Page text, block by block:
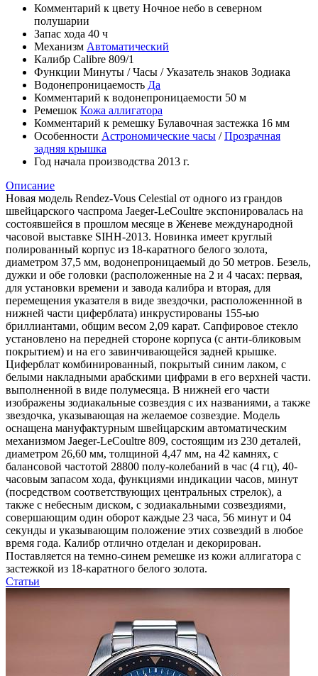
Комментарий к цвету Ночное небо в северном
полушарии
Запас хода 40 ч
Механизм Автоматический
Калибр Calibre 809/1
Функции Минуты /Часы /Указатель знаков Зодиака
Водонепроницаемость Да
Комментарий к водонепроницаемости 50 м
Ремешок Кожа аллигатора
Комментарий к ремешку Булавочная застежка 16 мм
Особенности Астрономические часы /Прозрачная
задняя крышка
Год начала производства 2013 г.
Описание
Новая модель Rendez-Vous Celestial от одного из грандов
швейцарского часпрома Jaeger-LeCoultre экспонировалась на
состоявшейся в прошлом месяце в Женеве международной
часовой выставке SIHH-2013. Новинка имеет круглый
полированный корпус из 18-каратного белого золота,
диаметром 37,5 мм, водонепроницаемый до 50 метров. Безель,
дужки и обе головки (расположенные на 2 и 4 часах: первая,
для установки времени и завода калибра и вторая, для
перемещения указателя в виде звездочки, расположеннной в
нижней части циферблата) инкрустированы 155-ью
бриллиантами, общим весом 2,09 карат. Сапфировое стекло
установлено на передней стороне корпуса (с анти-бликовым
покрытием) и на его завинчивающейся задней крышке.
Циферблат комбинированный, покрытый синим лаком, с
белыми накладными арабскими цифрами в его верхней части.
выполненной в виде полумесяца. В нижней его части
изображены зодиакальные созвездия с их названиями, а также
звездочка, указывающая на желаемое созвездие. Модель
оснащена мануфактурным швейцарским автоматическим
механизмом Jaeger-LeCoultre 809, состоящим из 230 деталей,
диаметром 26,60 мм, толщиной 4,47 мм, на 42 камнях, с
балансовой частотой 28800 полу-колебаний в час (4 гц), 40-
часовым запасом хода, функциями индикации часов, минут
(посредством соответствующих центральных стрелок), а
также с небесным диском, с зодиакальными созвездиями,
совершающим один оборот каждые 23 часа, 56 минут и 04
секунды и указывающим положение этих созвездий в любое
время года. Калибр отлично отделан и декорирован.
Поставляется на темно-синем ремешке из кожи аллигатора с
застежкой из 18-каратного белого золота.
Статьи